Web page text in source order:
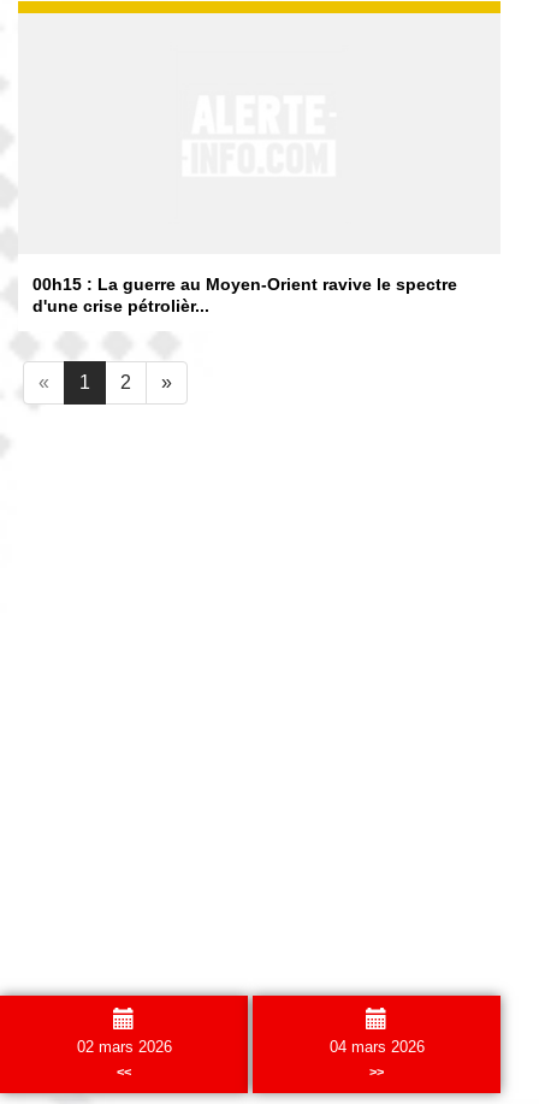
00h15 : La guerre au Moyen-Orient ravive le spectre
d'une crise pétrolièr...
« 1 2 »
02 mars 2026
<<
04 mars 2026
>>